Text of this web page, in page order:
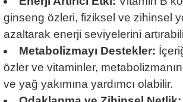
ginseng özleri, fiziksel ve zihinsel
azaltarak enerji seviyelerini
Metabolizmayı Destekler:
özler ve vitaminler, metabolizmanın
ve yağ yakımına yardımcı olabilir.